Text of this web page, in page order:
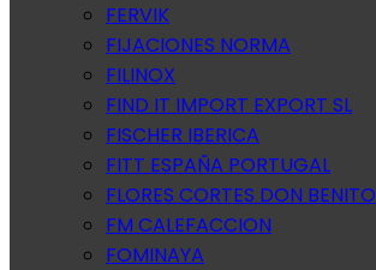
FERVIK
FIJACIONES NORMA
FILINOX
FIND IT IMPORT EXPORT SL
FISCHER IBERICA
FITT ESPAÑA PORTUGAL
FLORES CORTES DON BENITO
FM CALEFACCION
FOMINAYA